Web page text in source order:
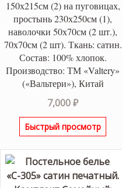
150х215см (2) на пуговицах,
простынь 230х250см (1),
наволочки 50х70см (2 шт.),
70х70см (2 шт). Ткань: сатин.
Состав: 100% хлопок.
Производство: ТМ «Valtery»
(«Вальтери»), Китай
7,000₽
Быстрый просмотр